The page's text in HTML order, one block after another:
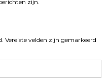
Vereiste velden zijn gemarkeerd
zijn.